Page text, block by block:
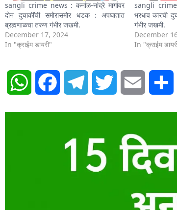
sangli crime news : कर्नाळ-नांद्रे मार्गावर
दोन दुचाकींची समोरासमोर धडक : अपघातात
ब्रह्मणाळचा तरुण गंभीर जखमी.
December 17, 2024
In "क्राईम डायरी"
sangli crime
भरधाव कारची
गंभीर जखमी.
December
In "क्राईम
WhatsAppFacebook Telegram Twitter Email